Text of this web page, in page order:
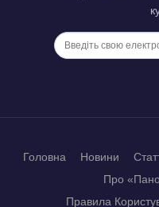
Головна Новини
Про
Правила